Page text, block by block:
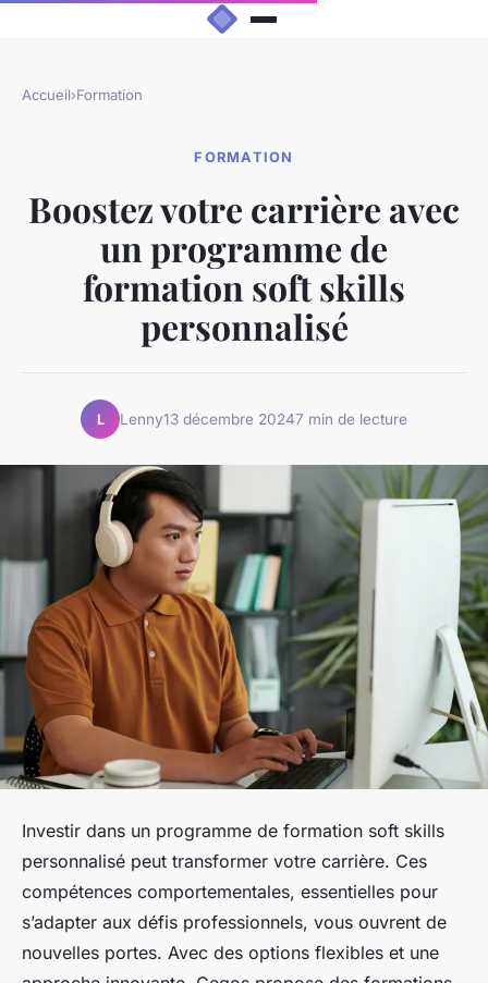
Accueil›Formation
FORMATION
Boostez votre carrière avec
un programme de
formation soft skills
personnalisé
L Lenny13 décembre 20247 min de lecture
Investir dans un programme de formation soft skills
personnalisé peut transformer votre carrière. Ces
compétences comportementales, essentielles pour
s’adapter aux défis professionnels, vous ouvrent de
nouvelles portes. Avec des options flexibles et une